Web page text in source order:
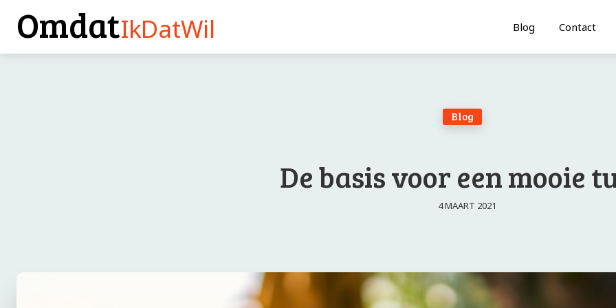
OmdatIkDatWil Blog Contact
Blog
De basis voor een mooie
4 MAART 2021